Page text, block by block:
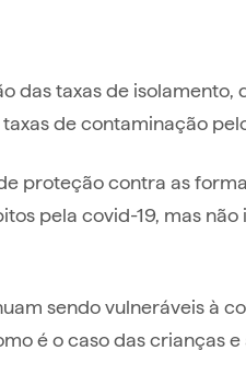
das taxas de isolamento,
de contaminação
proteção contra as
pela covid-19, mas não
sendo vulneráveis à
é o caso das crianças